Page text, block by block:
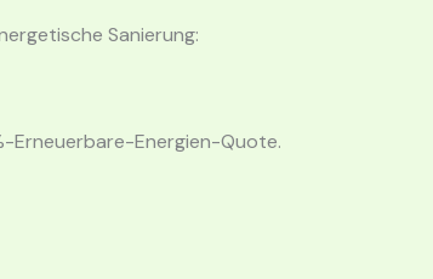
Sanierung:
Erneuerbare-Energien-Quote.